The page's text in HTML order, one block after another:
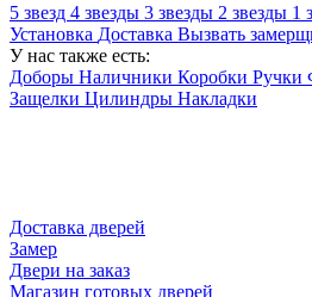
5 звезд 4 звезды 3 звезды 2 звезды 1
Установка Доставка Вызвать
У нас также есть:
Доборы Наличники Коробки Ручки
Защелки Цилиндры Накладки
Доставка дверей
Замер
Двери на заказ
Магазин готовых дверей